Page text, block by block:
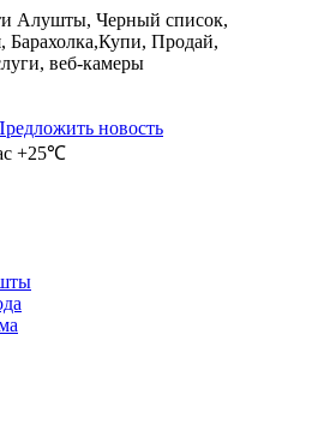
новость
+25℃